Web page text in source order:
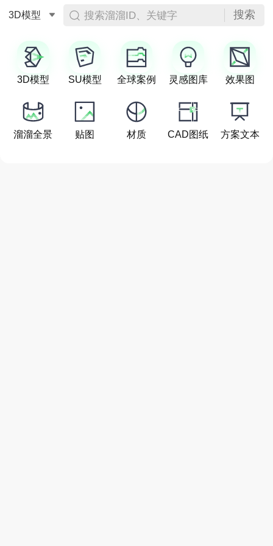
3D模型 搜索溜溜ID、关键字 搜索
3D模型 SU模型 全球案例 灵感图库 效果图
溜溜全景 贴图 材质 CAD图纸 方案文本